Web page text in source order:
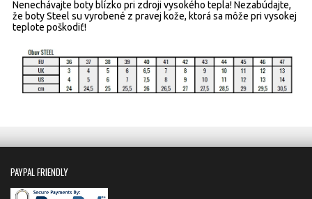
Nenechávajte boty blízko pri zdroji vysokého tepla! Nezabúdajte,
že boty Steel su vyrobené z pravej kože, ktorá sa môže pri vysokej
teplote poškodiť!
PAYPAL FRIENDLY